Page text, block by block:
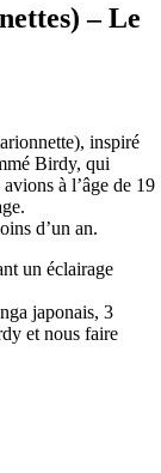
– Le
inspiré
Birdy, qui
à l’âge de 19
d’un an.
un éclairage
japonais, 3
et nous faire